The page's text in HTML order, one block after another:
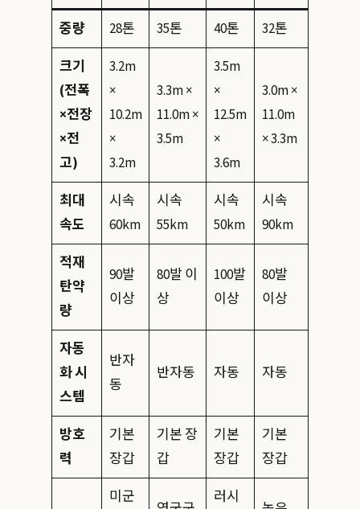
중량 28톤 35톤 40톤
32톤
크기
(전폭
×전장
×전
고)
3.2m
×
10.2m
×
3.2m
3.3m ×
11.0m ×
3.5m
3.5m
×
12.5m
×
3.6m
3.0m ×
11.0m
× 3.3m
최대
속도
시속
60km
시속
55km
시속
50km
시속
90km
적재
탄약
량
90발
이상
80발 이
상
100발
이상
80발
이상
자동
화 시
스템
반자
동
반자동 자동 자동
방호
력
기본
장갑
기본 장
갑
기본
장갑
기본
장갑
미군
러시